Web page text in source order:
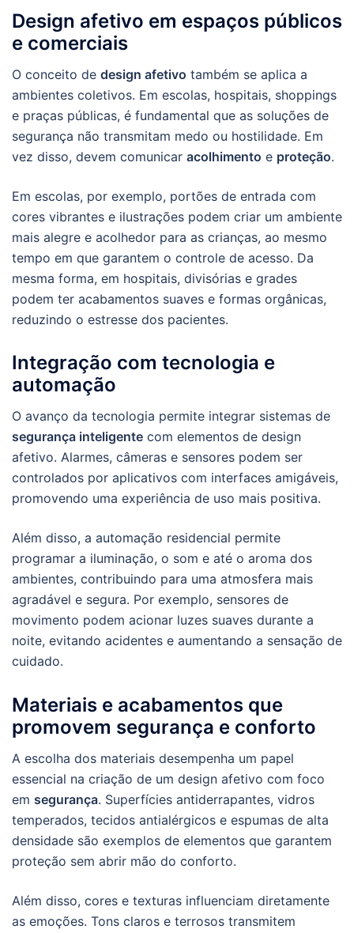
Design afetivo em espaços públicos
e comerciais
O conceito de design afetivo também se aplica a
ambientes coletivos. Em escolas, hospitais, shoppings
e praças públicas, é fundamental que as soluções de
segurança não transmitam medo ou hostilidade. Em
vez disso, devem comunicar acolhimento e proteção.
Em escolas, por exemplo, portões de entrada com
cores vibrantes e ilustrações podem criar um ambiente
mais alegre e acolhedor para as crianças, ao mesmo
tempo em que garantem o controle de acesso. Da
mesma forma, em hospitais, divisórias e grades
podem ter acabamentos suaves e formas orgânicas,
reduzindo o estresse dos pacientes.
Integração com tecnologia e
automação
O avanço da tecnologia permite integrar sistemas de
segurança inteligente com elementos de design
afetivo. Alarmes, câmeras e sensores podem ser
controlados por aplicativos com interfaces amigáveis,
promovendo uma experiência de uso mais positiva.
Além disso, a automação residencial permite
programar a iluminação, o som e até o aroma dos
ambientes, contribuindo para uma atmosfera mais
agradável e segura. Por exemplo, sensores de
movimento podem acionar luzes suaves durante a
noite, evitando acidentes e aumentando a sensação de
cuidado.
Materiais e acabamentos que
promovem segurança e conforto
A escolha dos materiais desempenha um papel
essencial na criação de um design afetivo com foco
em segurança. Superfícies antiderrapantes, vidros
temperados, tecidos antialérgicos e espumas de alta
densidade são exemplos de elementos que garantem
proteção sem abrir mão do conforto.
Além disso, cores e texturas influenciam diretamente
as emoções. Tons claros e terrosos transmitem